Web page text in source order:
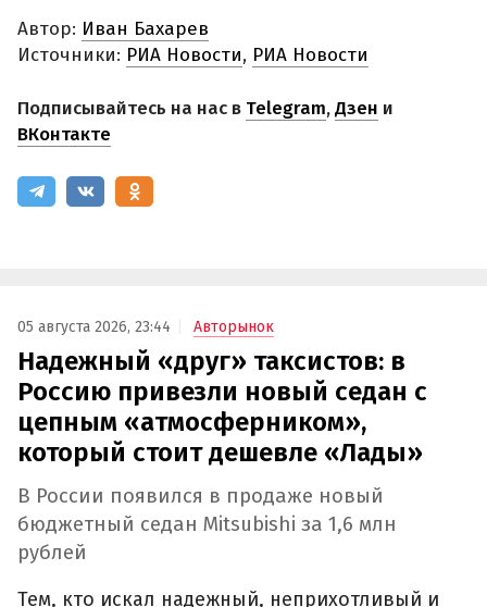
Автор: Иван Бахарев
Источники: РИА Новости, РИА Новости
Подписывайтесь на нас в Telegram,Дзен и
ВКонтакте
05 августа 2026, 23:44 Авторынок
Надежный «друг» таксистов: в
Россию привезли новый седан с
цепным «атмосферником»,
который стоит дешевле «Лады»
В России появился в продаже новый
бюджетный седан Mitsubishi за 1,6 млн
рублей
Тем, кто искал надежный, неприхотливый и